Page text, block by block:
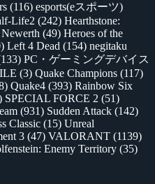
(116) esports(eスポーツ)
Life2 (242) Hearthstone:
(49) Heroes of the
Left 4 Dead (154) negitaku
PC・ゲーミングデバイス
(3) Quake Champions (117)
Quake4 (393) Rainbow Six
SPECIAL FORCE 2 (51)
(931) Sudden Attack (142)
Classic (15) Unreal
3 (47) VALORANT (1139)
Enemy Territory (35)